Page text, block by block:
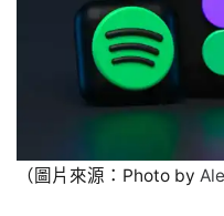
（圖片來源：Photo by